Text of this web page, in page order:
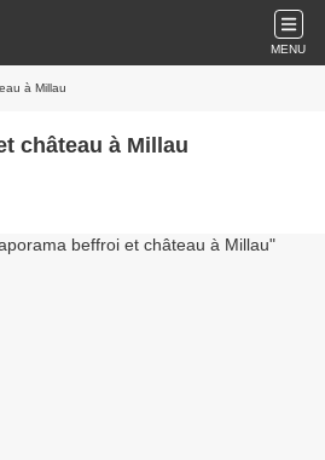
MENU
à Millau
château à Millau